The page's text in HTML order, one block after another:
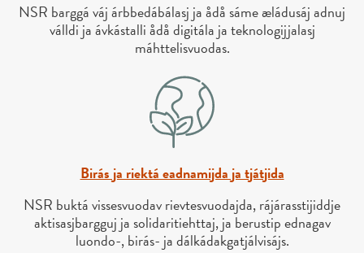
NSR barggá váj árbbedábálasj ja ådå sáme æládusáj adnuj
válldi ja ávkástalli ådå digitála ja teknologijjalasj
máhttelisvuodas.
Birás ja riektá eadnamijda ja tjátjida
NSR buktá vissesvuodav rievtesvuodajda, rájárasstijiddje
aktisasjbargguj ja solidaritiehttaj, ja berustip ednagav
luondo-, birás- ja dálkádakgatjálvisájs.